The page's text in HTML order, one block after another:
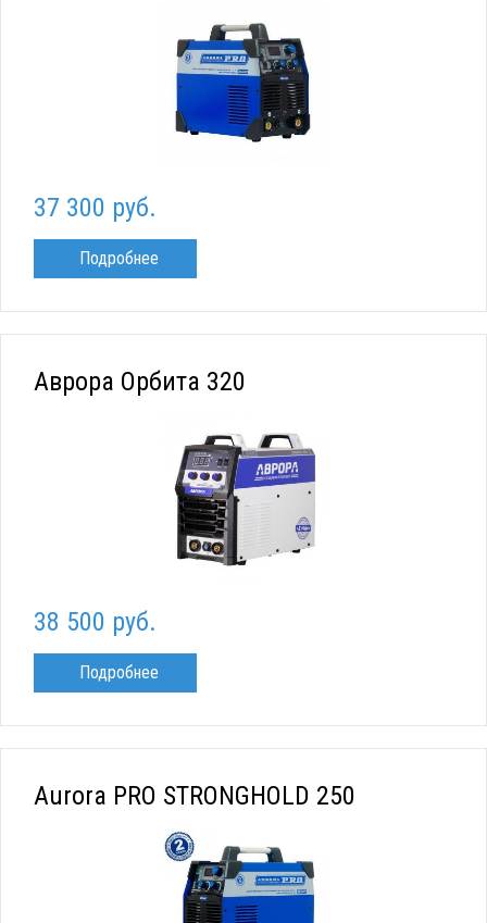
37 300 руб.
Подробнее
Аврора Орбита 320
38 500 руб.
Подробнее
Aurora PRO STRONGHOLD 250